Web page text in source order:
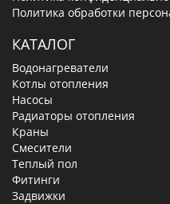
Политика обработки
КАТАЛОГ
Водонагреватели
Котлы отопления
Насосы
Радиаторы отопления
Краны
Смесители
Теплый пол
Фитинги
Задвижки